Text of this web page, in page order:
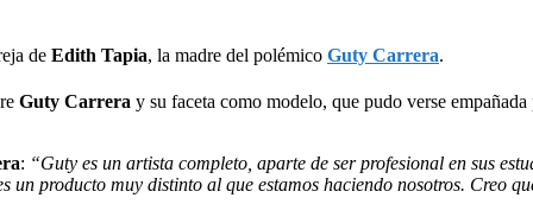
de Edith Tapia, la madre del polémico Guty Carrera.
Guty Carrera y su faceta como modelo, que pudo verse
: “Guty es un artista completo, aparte de ser profesional en sus
un producto muy distinto al que estamos haciendo nosotros. Creo